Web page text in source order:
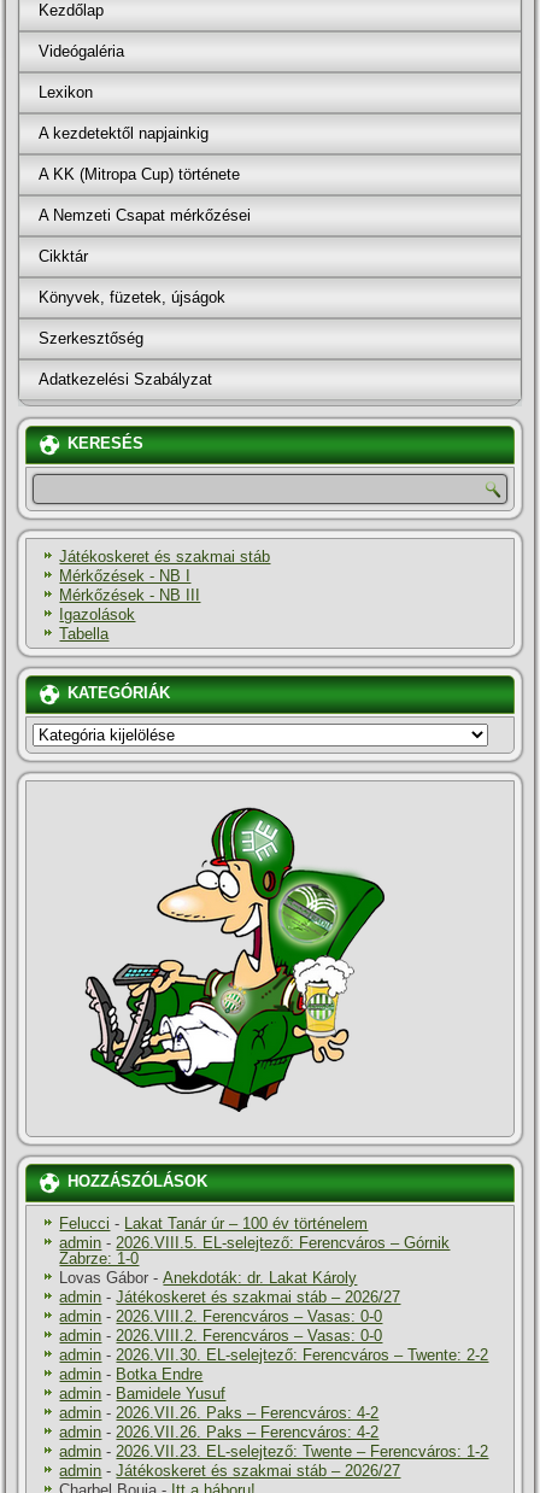
Kezdőlap
Videógaléria
Lexikon
A kezdetektől napjainkig
A KK (Mitropa Cup) története
A Nemzeti Csapat mérkőzései
Cikktár
Könyvek, füzetek, újságok
Szerkesztőség
Adatkezelési Szabályzat
KERESÉS
Játékoskeret és szakmai stáb
Mérkőzések - NB I
Mérkőzések - NB III
Igazolások
Tabella
KATEGÓRIÁK
KATEGÓRIÁK
HOZZÁSZÓLÁSOK
Felucci - Lakat Tanár úr – 100 év történelem
admin -2026.VIII.5. EL-selejtező: Ferencváros – Górnik
Zabrze: 1-0
Lovas Gábor -Anekdoták: dr. Lakat Károly
admin -Játékoskeret és szakmai stáb – 2026/27
admin -2026.VIII.2. Ferencváros – Vasas: 0-0
admin -2026.VIII.2. Ferencváros – Vasas: 0-0
admin -2026.VII.30. EL-selejtező: Ferencváros – Twente: 2-2
admin - Botka Endre
admin - Bamidele Yusuf
admin -2026.VII.26. Paks – Ferencváros: 4-2
admin -2026.VII.26. Paks – Ferencváros: 4-2
admin -2026.VII.23. EL-selejtező: Twente – Ferencváros: 1-2
admin -Játékoskeret és szakmai stáb – 2026/27